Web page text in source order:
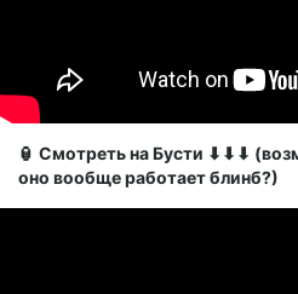
🏮 Смотреть на Бусти ⬇⬇⬇
оно вообще работает блинб?)